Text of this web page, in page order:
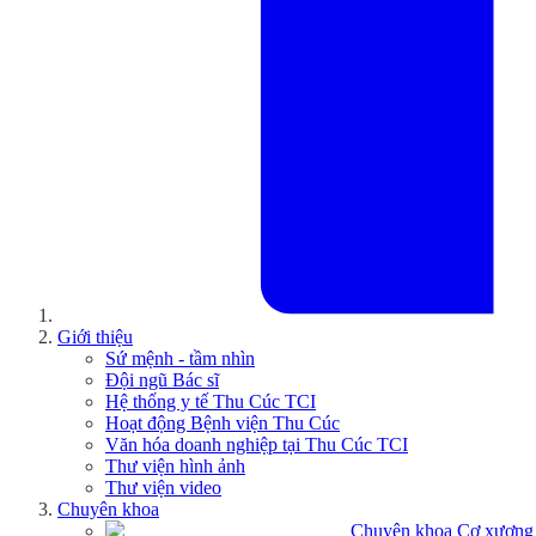
Giới thiệu
Sứ mệnh - tầm nhìn
Đội ngũ Bác sĩ
Hệ thống y tế Thu Cúc TCI
Hoạt động Bệnh viện Thu Cúc
Văn hóa doanh nghiệp tại Thu Cúc TCI
Thư viện hình ảnh
Thư viện video
Chuyên khoa
Chuyên khoa Cơ